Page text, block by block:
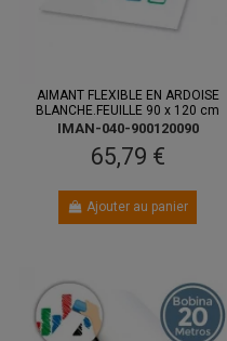
AIMANT FLEXIBLE EN ARDOISE
BLANCHE.FEUILLE 90 x 120 cm
IMAN-040-900120090
65,79 €
Ajouter au panier